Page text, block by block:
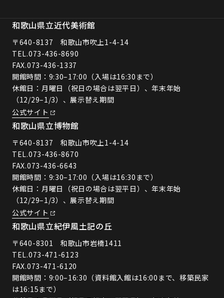
和歌山県立近代美術館
〒640-8137 和歌山市吹上1-4-14
TEL.073-436-8690
FAX.073-436-1337
開館時間：9:30–17:00（入場は16:30まで）
休館日：月曜日（祝日の場合は翌平日）、年末年始
（12/29–1/3）、展示替え期間
公式サイト
和歌山県立博物館
〒640-8137 和歌山市吹上1-4-14
TEL.073-436-8670
FAX.073-436-6643
開館時間：9:30–17:00（入場は16:30まで）
休館日：月曜日（祝日の場合は翌平日）、年末年始
（12/29–1/3）、展示替え期間
公式サイト
和歌山県立紀伊風土記の丘
〒640-8301 和歌山市岩橋1411
TEL.073-471-6123
FAX.073-471-6120
開館時間：9:00–16:30（資料館入館は16:00まで、移築民家
は16:15まで）